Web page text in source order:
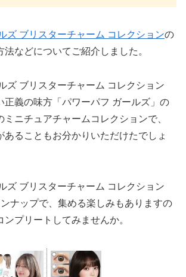
ズ ブリスターチャーム コレクションの
などについてご紹介しました。
ズ ブリスターチャーム コレクション
正義の味方「パワーパフ ガールズ」の
ミニチュアチャームコレクションで、
あることもお分かりいただけたでしょ
ズ ブリスターチャーム コレクション
ナップで、集める楽しみもありますの
プリートしてみませんか。